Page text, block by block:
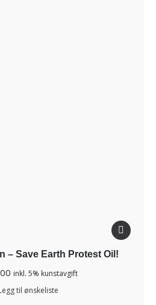
– Save Earth Protest Oil!
inkl. 5% kunstavgift
til ønskeliste